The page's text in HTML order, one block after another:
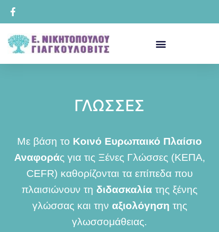
ΓΛΩΣΣΕΣ
Με βάση το Κοινό Ευρωπαικό Πλαίσιο
Αναφοράς για τις Ξένες Γλώσσες (ΚΕΠΑ,
CEFR) καθορίζονται τα επίπεδα που
πλαισιώνουν τη διδασκαλία της ξένης
γλώσσας και την αξιολόγηση της
γλωσσομάθειας.